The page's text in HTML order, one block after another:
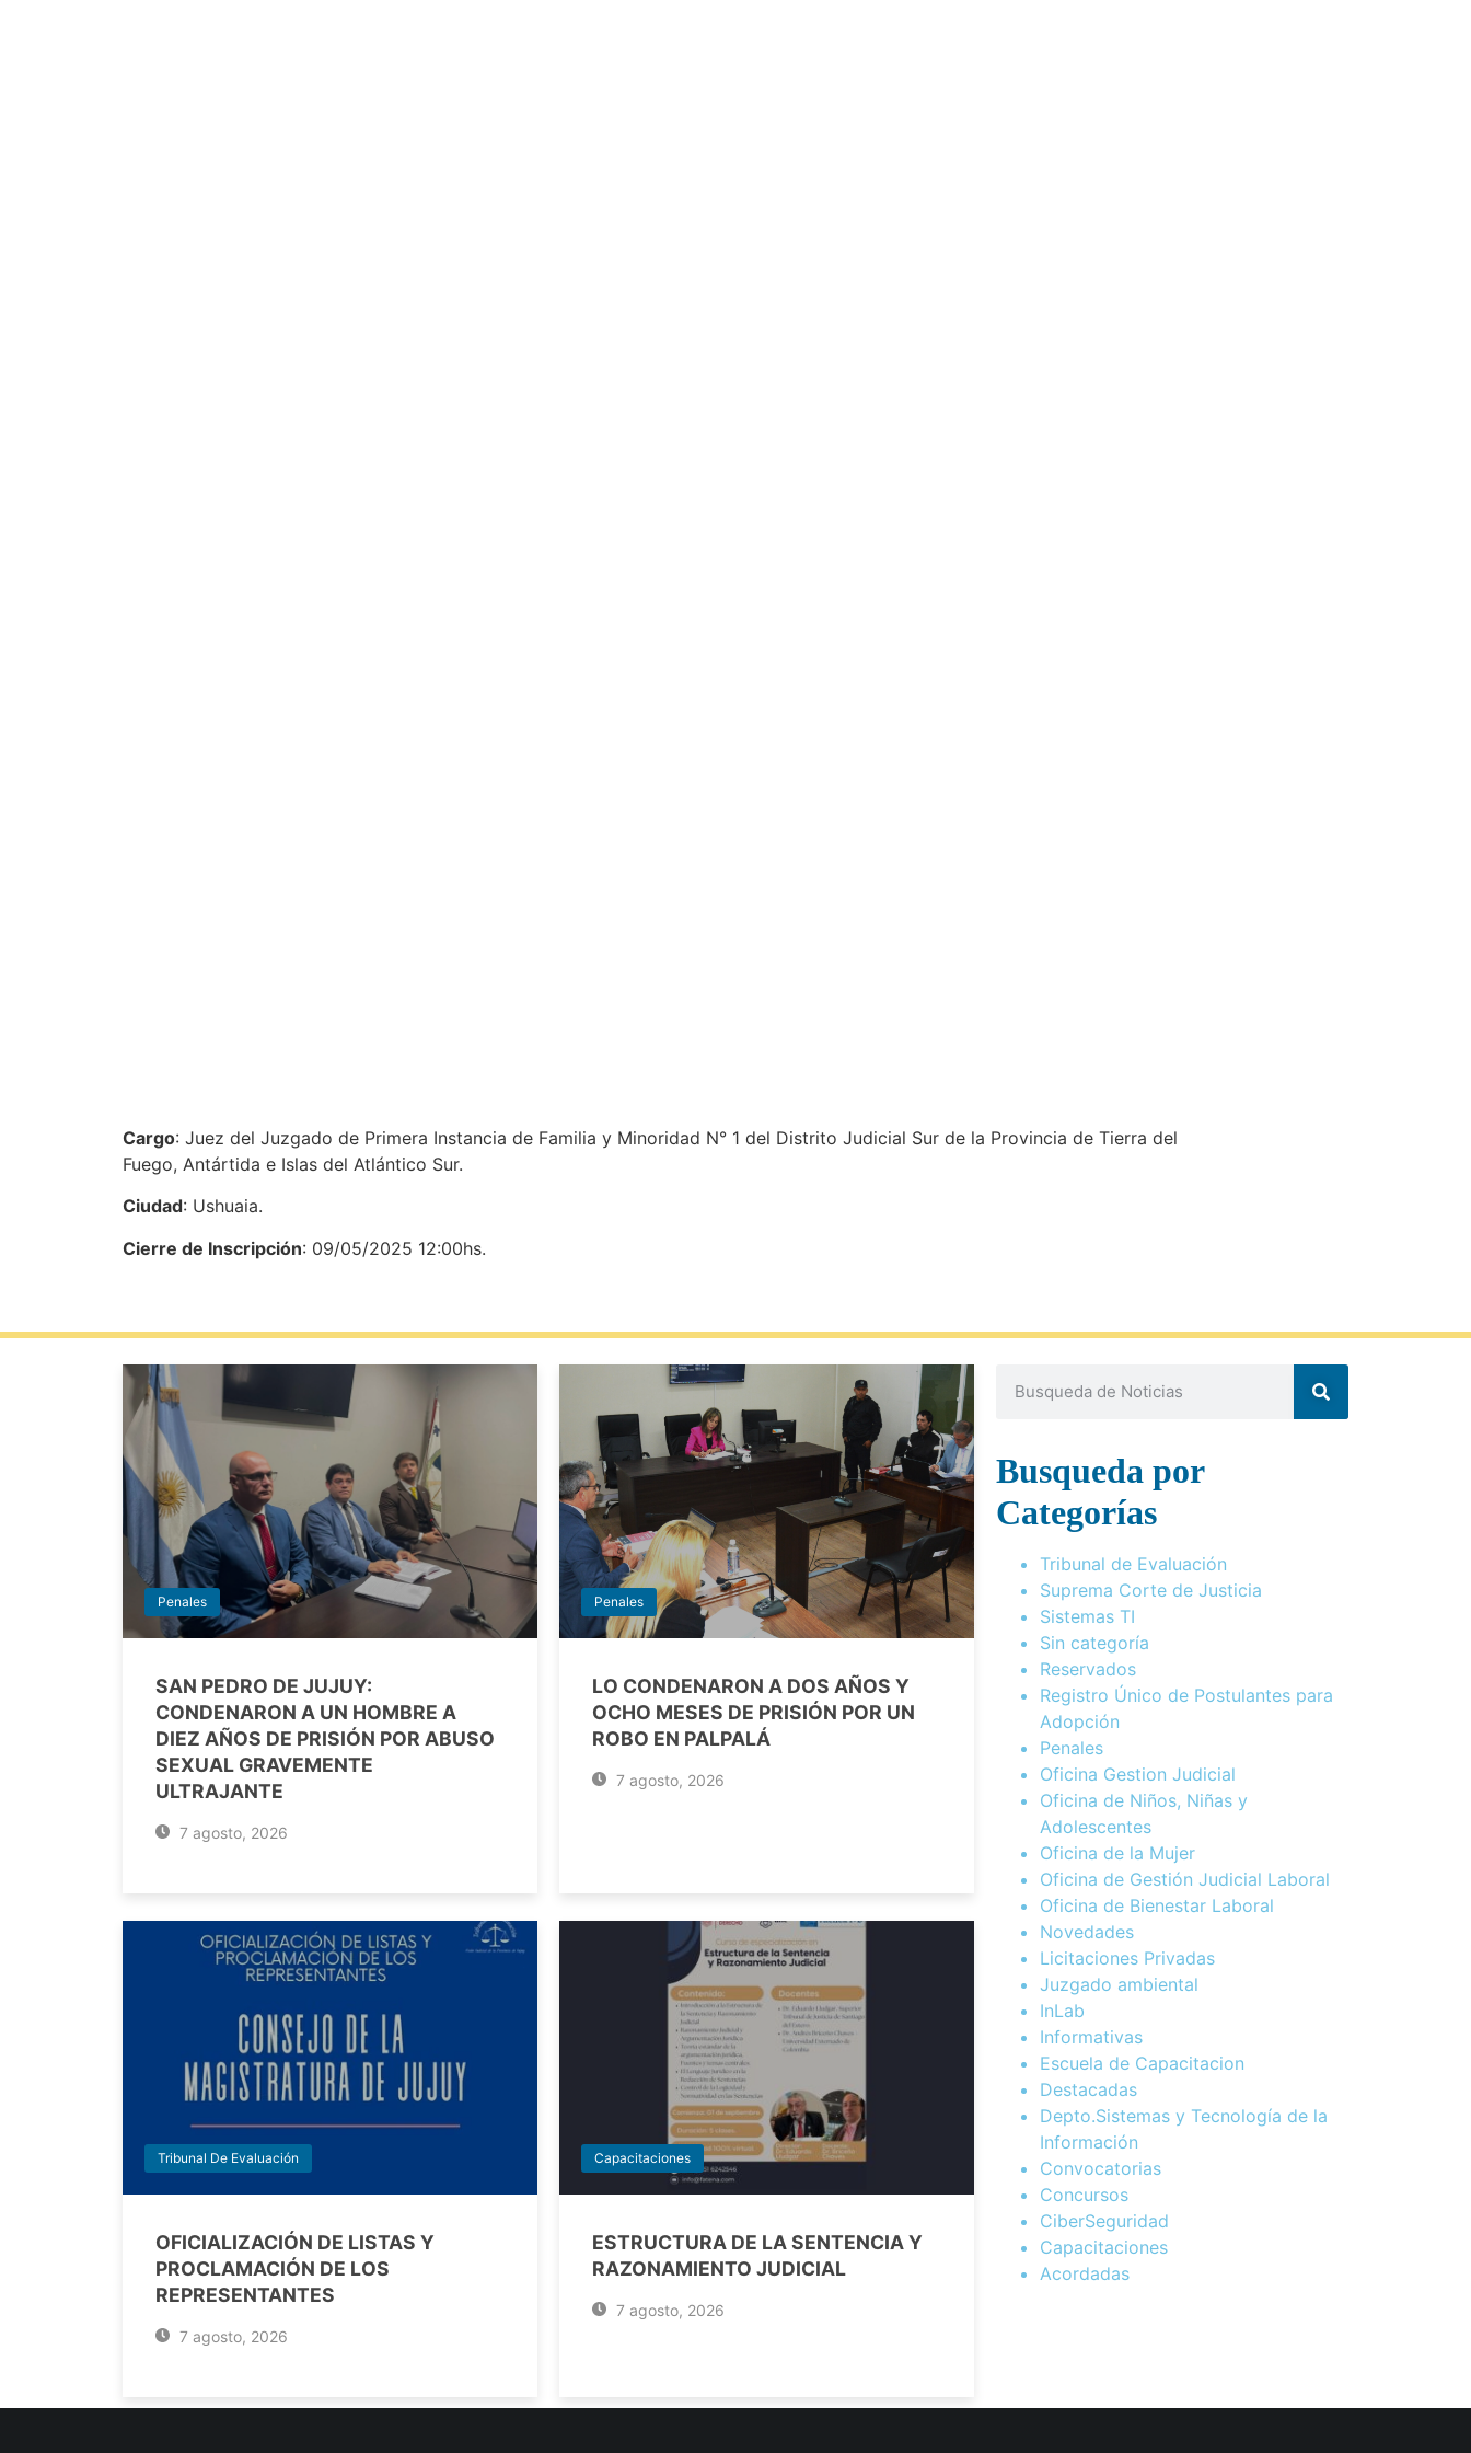
Cargo: Juez del Juzgado de Primera Instancia de Familia y Minoridad N° 1 del Distrito Judicial Sur de la Provincia de Tierra del
Fuego, Antártida e Islas del Atlántico Sur.
Ciudad: Ushuaia.
Cierre de Inscripción: 09/05/2025 12:00hs.
Penales
SAN PEDRO DE JUJUY:
CONDENARON A UN HOMBRE A
DIEZ AÑOS DE PRISIÓN POR ABUSO
SEXUAL GRAVEMENTE
ULTRAJANTE
7 agosto, 2026
Penales
LO CONDENARON A DOS AÑOS Y
OCHO MESES DE PRISIÓN POR UN
ROBO EN PALPALÁ
7 agosto, 2026
Tribunal De Evaluación
OFICIALIZACIÓN DE LISTAS Y
PROCLAMACIÓN DE LOS
REPRESENTANTES
7 agosto, 2026
Capacitaciones
ESTRUCTURA DE LA SENTENCIA Y
RAZONAMIENTO JUDICIAL
7 agosto, 2026
Busqueda por
Categorías
Tribunal de Evaluación
Suprema Corte de Justicia
Sistemas TI
Sin categoría
Reservados
Registro Único de Postulantes para
Adopción
Penales
Oficina Gestion Judicial
Oficina de Niños, Niñas y
Adolescentes
Oficina de la Mujer
Oficina de Gestión Judicial Laboral
Oficina de Bienestar Laboral
Novedades
Licitaciones Privadas
Juzgado ambiental
InLab
Informativas
Escuela de Capacitacion
Destacadas
Depto.Sistemas y Tecnología de la
Información
Convocatorias
Concursos
CiberSeguridad
Capacitaciones
Acordadas